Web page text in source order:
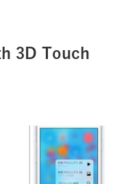
3D Touch